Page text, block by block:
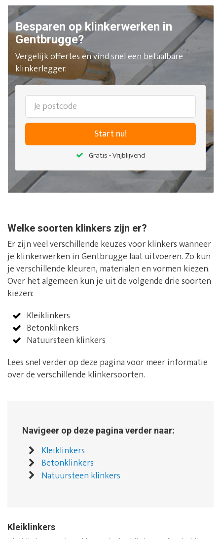
Besparen op klinkerwerken in
Gentbrugge?
Vergelijk offertes en vind snel een betaalbare
klinkerlegger.
Start nu!
Gratis - Vrijblijvend
Welke soorten klinkers zijn er?
Er zijn veel verschillende keuzes voor klinkers wanneer
je klinkerwerken in Gentbrugge laat uitvoeren. Zo kun
je verschillende kleuren, materialen en vormen kiezen.
Over het algemeen kun je uit de volgende drie soorten
kiezen:
Kleiklinkers
Betonklinkers
Natuursteen klinkers
Lees snel verder op deze pagina voor meer informatie
over de verschillende klinkersoorten.
Navigeer op deze pagina verder naar:
Kleiklinkers
Betonklinkers
Natuursteen klinkers
Kleiklinkers